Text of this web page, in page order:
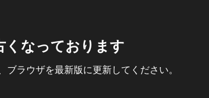
くなっております
ラウザを最新版に更新してください。